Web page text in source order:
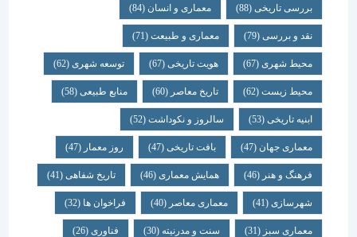
بررسی تاریخی (88) معماری و انسان (84)
نقد و بررسی (79) معماری و طبیعت (71)
محیط شهری(67) هویت تاریخی(67) توسعه شهری(62)
محیط زیست(62) تاریخ معاصر(60) منابع طبیعی(58)
ابنیه تاریخی(53) سالروز و نکوداشت(52)
معماری جهان (47) بافت تاریخی(47) روز معمار(47)
فرهنگ و هنر(46) همایش معماری (46) تاریخ شفاهی (41)
شهرسازی(41) معماری معاصر(40) فراخوان ها (32)
معماری سبز(31) سنت و مدرنیته(30) فناوری (26)